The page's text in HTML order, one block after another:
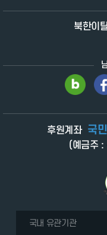
북한이
후원계좌 국
(예금주 :
국내 유관기관